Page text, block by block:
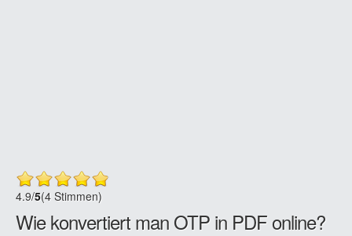
4.9/5(4 Stimmen)
Wie konvertiert man OTP in PDF online?